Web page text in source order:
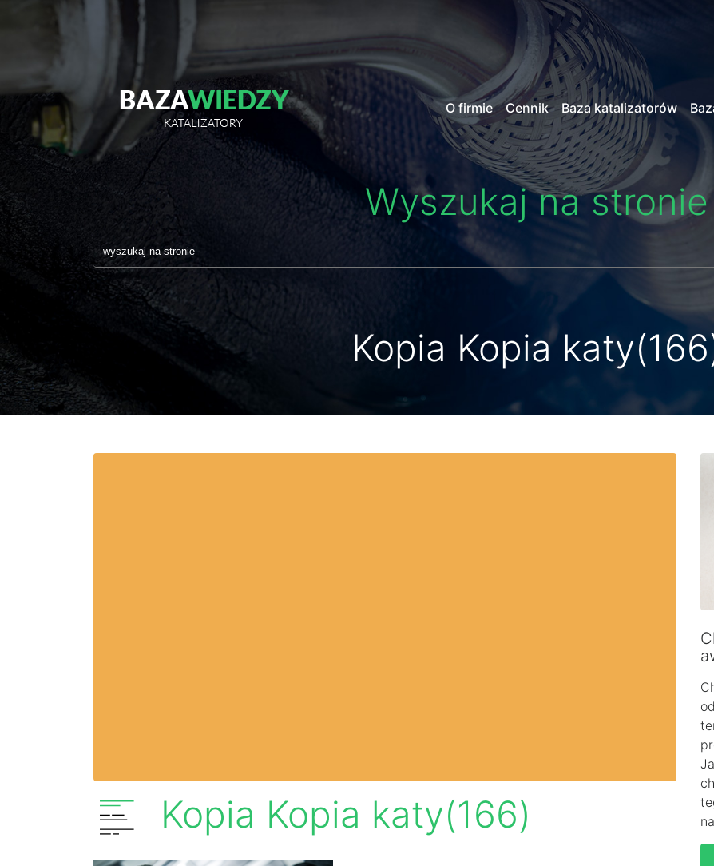
O firmie Cennik Baza katalizatorów
Wyszukaj na stronie
Kopia Kopia
Kopia Kopia katy(166)